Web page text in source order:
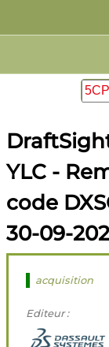
YLC -
code
30-09-
acquisition
Editeur :